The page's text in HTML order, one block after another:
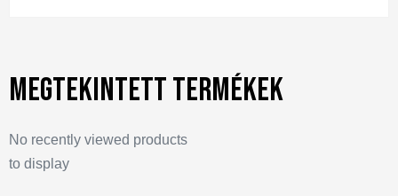
Megtekintett termékek
No recently viewed products
to display